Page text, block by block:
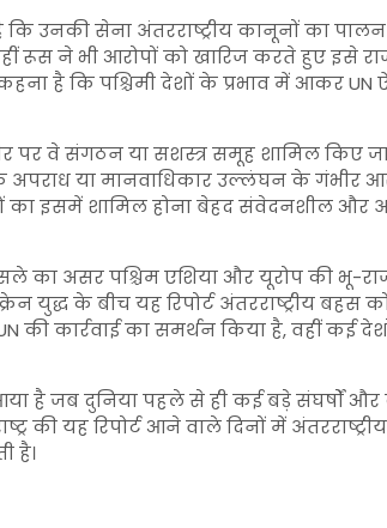
कि उनकी सेना अंतरराष्ट्रीय कानूनों का
वहीं रूस ने भी आरोपों को खारिज करते हुए इसे
है कि पश्चिमी देशों के प्रभाव में आकर UN
पर वे संगठन या सशस्त्र समूह शामिल किए
अपराध या मानवाधिकार उल्लंघन के गंभीर
का इसमें शामिल होना बेहद संवेदनशील और
का असर पश्चिम एशिया और यूरोप की भू-
युद्ध के बीच यह रिपोर्ट अंतरराष्ट्रीय
की कार्रवाई का समर्थन किया है, वहीं कई
है जब दुनिया पहले से ही कई बड़े संघर्षों और
की यह रिपोर्ट आने वाले दिनों में
है।